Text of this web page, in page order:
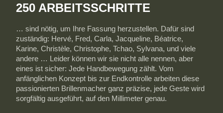
250 ARBEITSSCHRITTE
… sind nötig, um Ihre Fassung herzustellen. Dafür sind
zuständig: Hervé, Fred, Carla, Jacqueline, Béatrice,
Karine, Christèle, Christophe, Tchao, Sylvana, und viele
andere … Leider können wir sie nicht alle nennen, aber
eines ist sicher: Jede Handbewegung zählt. Vom
anfänglichen Konzept bis zur Endkontrolle arbeiten diese
passionierten Brillenmacher ganz präzise, jede Geste wird
sorgfältig ausgeführt, auf den Millimeter genau.